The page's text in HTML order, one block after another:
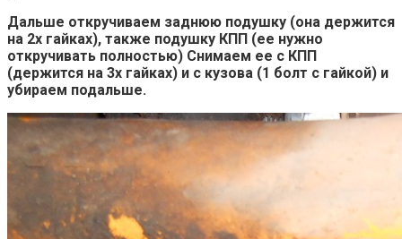
Дальше откручиваем заднюю подушку (она держится
на 2х гайках), также подушку КПП (ее нужно
откручивать полностью) Снимаем ее с КПП
(держится на 3х гайках) и с кузова (1 болт с гайкой) и
убираем подальше.